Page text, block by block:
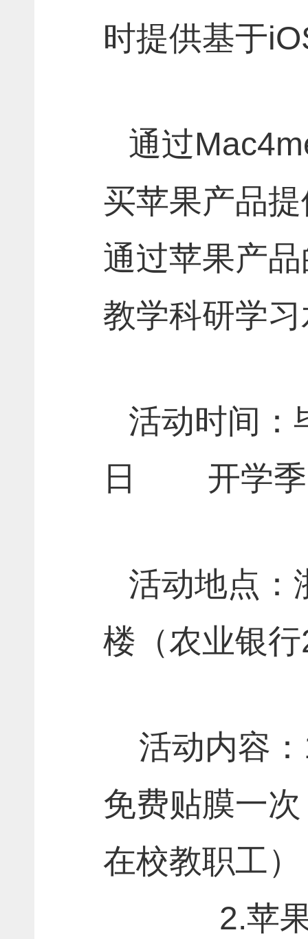
时提供基于
通过
买苹果产品
通过苹果产
教学科研学
活动时间：
日
开学季
活动地点：
楼（农业银行
活动内容：
免费贴膜一
在校教职工）
2.苹